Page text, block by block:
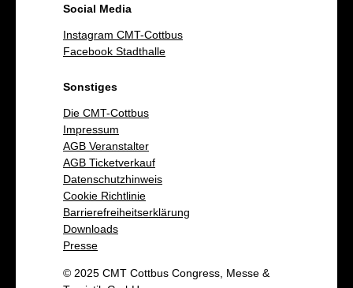
Social Media
Instagram CMT-Cottbus
Facebook Stadthalle
Sonstiges
Die CMT-Cottbus
Impressum
AGB Veranstalter
AGB Ticketverkauf
Datenschutzhinweis
Cookie Richtlinie
Barrierefreiheitserklärung
Downloads
Presse
© 2025 CMT Cottbus Congress, Messe &